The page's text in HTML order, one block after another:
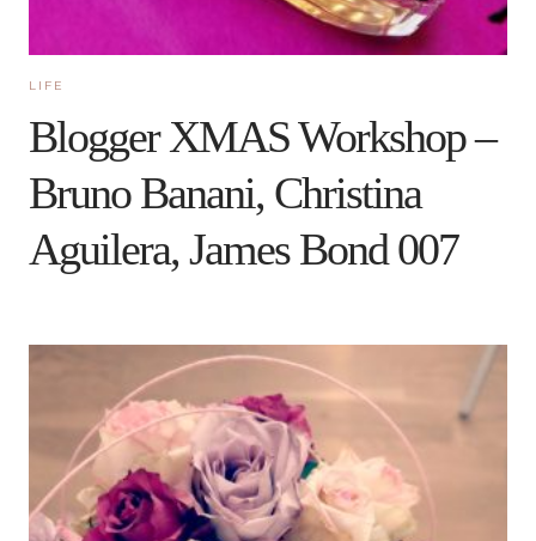
LIFE
Blogger XMAS Workshop –
Bruno Banani, Christina
Aguilera, James Bond 007